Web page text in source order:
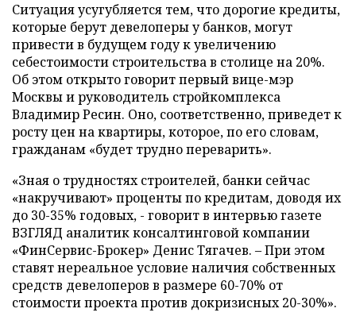
Ситуация усугубляется тем, что дорогие кредиты,
которые берут девелоперы у банков, могут
привести в будущем году к увеличению
себестоимости строительства в столице на 20%.
Об этом открыто говорит первый вице-мэр
Москвы и руководитель стройкомплекса
Владимир Ресин. Оно, соответственно, приведет к
росту цен на квартиры, которое, по его словам,
гражданам «будет трудно переварить».
«Зная о трудностях строителей, банки сейчас
«накручивают» проценты по кредитам, доводя их
до 30-35% годовых, - говорит в интервью газете
ВЗГЛЯД аналитик консалтинговой компании
«ФинСервис-Брокер» Денис Тягачев. – При этом
ставят нереальное условие наличия собственных
средств девелоперов в размере 60-70% от
стоимости проекта против докризисных 20-30%».